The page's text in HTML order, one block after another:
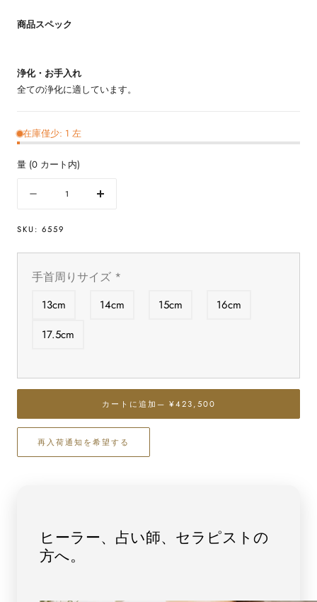
商品スペック
浄化・お手入れ
全ての浄化に適しています。
在庫僅少: 1 左
量 (0 カート内)
を
減
す
最
級
ミ
ブ
ラ
ッ
(二
酸
数
増
す
最
ミ
ム】
ブ
ラ
ッ
(二
SKU: 6559
手首周りサイズ *
13cm 14cm 15cm
16cm
17.5cm
カートに追加— ¥423,500
再入荷通知を希望する
ヒーラー、占い師、セラピストの
方へ。